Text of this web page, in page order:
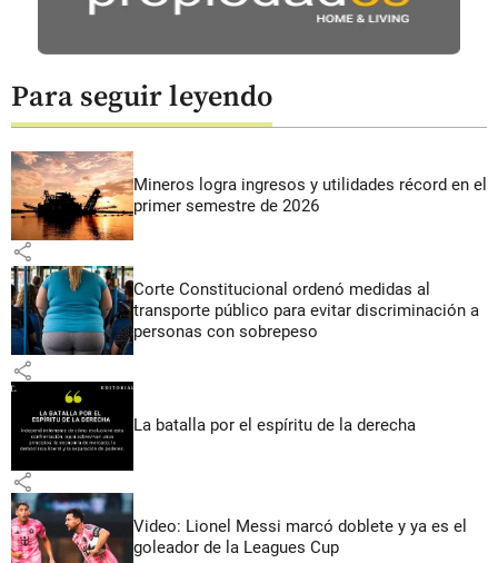
Para seguir leyendo
Mineros logra ingresos y utilidades récord en el
primer semestre de 2026
share
Corte Constitucional ordenó medidas al
transporte público para evitar discriminación a
personas con sobrepeso
share
La batalla por el espíritu de la derecha
share
Video: Lionel Messi marcó doblete y ya es el
goleador de la Leagues Cup